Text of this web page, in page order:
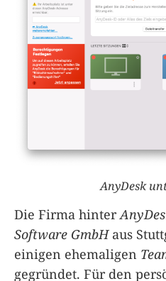
AnyDesk
Die Firma hinter
Software GmbHaus
einigen ehemaligen
gegründet. Für den